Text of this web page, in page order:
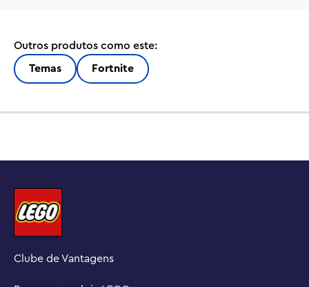
construam um modelo de exibição impressionante da
adorada roupa de banana.
tela enquanto montam a iteração construída em blocos
um lançador de tinta e um acessório para as costas
Banana Bag.
um suporte de exibição, facilitando para os jogadores
continuarem a diversão exibindo a figura de banana
Outros produtos como este:
Temas Fortnite
Clube de Vantagens